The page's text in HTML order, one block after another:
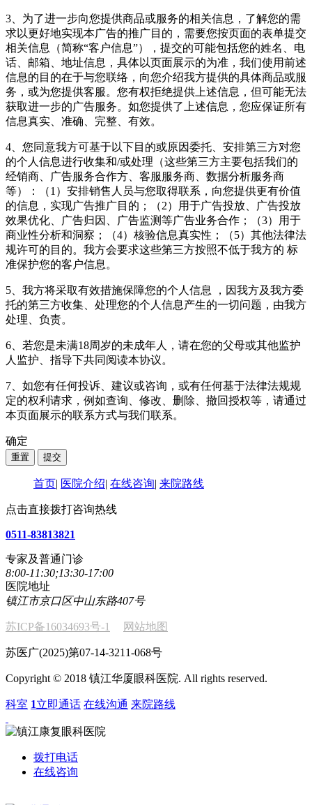
3、为了进一步向您提供商品或服务的相关信息，了解您的需
求以更好地实现本广告的推广目的，需要您按页面的表单提交
相关信息（简称“客户信息”），提交的可能包括您的姓名、电
话、邮箱、地址信息，具体以页面展示的为准，我们使用前述
信息的目的在于与您联络，向您介绍我方提供的具体商品或服
务，或为您提供客服。您有权拒绝提供上述信息，但可能无法
获取进一步的广告服务。如您提供了上述信息，您应保证所有
信息真实、准确、完整、有效。
4、您同意我方可基于以下目的或原因委托、安排第三方对您
的个人信息进行收集和/或处理（这些第三方主要包括我们的
经销商、广告服务合作方、客服服务商、数据分析服务商
等）：（1）安排销售人员与您取得联系，向您提供更有价值
的信息，实现广告推广目的；（2）用于广告投放、广告投放
效果优化、广告归因、广告监测等广告业务合作；（3）用于
商业性分析和洞察；（4）核验信息真实性；（5）其他法律法
规许可的目的。我方会要求这些第三方按照不低于我方的 标
准保护您的客户信息。
5、我方将采取有效措施保障您的个人信息 ，因我方及我方委
托的第三方收集、处理您的个人信息产生的一切问题，由我方
处理、负责。
6、若您是未满18周岁的未成年人，请在您的父母或其他监护
人监护、指导下共同阅读本协议。
7、如您有任何投诉、建议或咨询，或有任何基于法律法规规
定的权利请求，例如查询、修改、删除、撤回授权等，请通过
本页面展示的联系方式与我们联系。
确定
首页| 医院介绍| 在线咨询| 来院路线
点击直接拨打咨询热线
0511-83813821
专家及普通门诊
8:00-11:30;13:30-17:00
医院地址
镇江市京口区中山东路407号
苏ICP备16034693号-1 网站地图
苏医广(2025)第07-14-3211-068号
Copyright © 2018 镇江华厦眼科医院. All rights reserved.
科室 1立即通话 在线沟通 来院路线
拨打电话
在线咨询